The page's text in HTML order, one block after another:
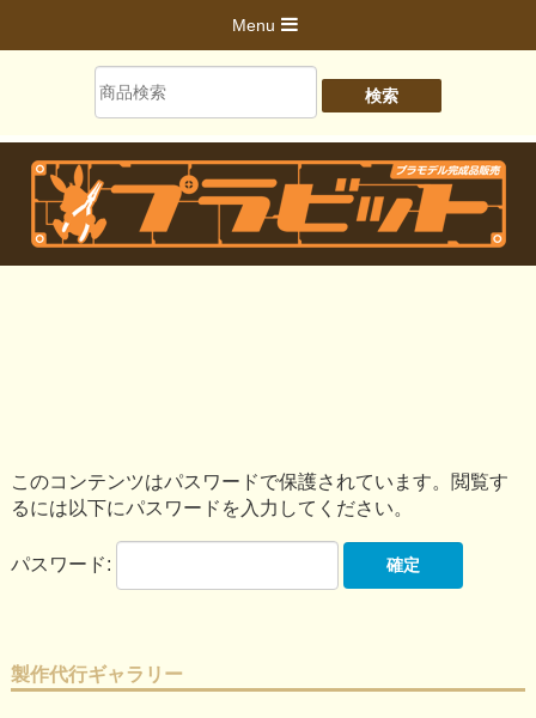
Menu
このコンテンツはパスワードで保護されています。閲覧す
るには以下にパスワードを入力してください。
パスワード:
製作代行ギャラリー